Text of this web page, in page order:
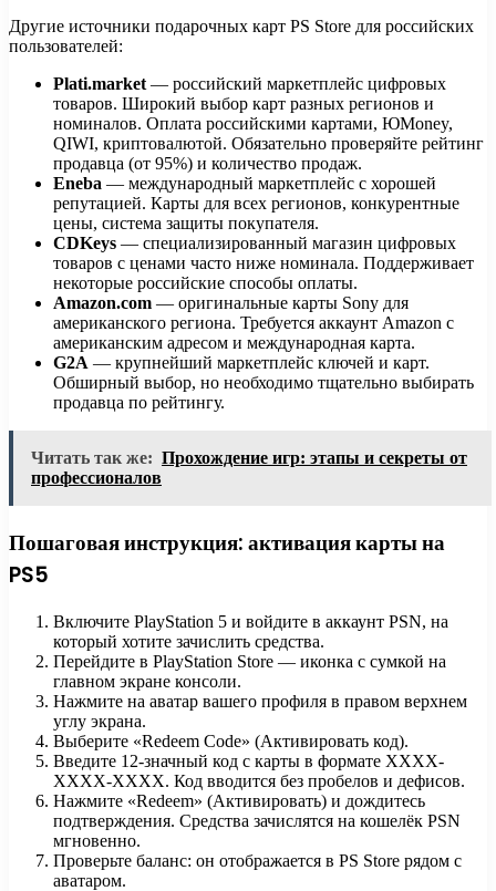
Другие источники подарочных карт PS Store для российских
пользователей:
Plati.market — российский маркетплейс цифровых
товаров. Широкий выбор карт разных регионов и
номиналов. Оплата российскими картами, ЮMoney,
QIWI, криптовалютой. Обязательно проверяйте рейтинг
продавца (от 95%) и количество продаж.
Eneba — международный маркетплейс с хорошей
репутацией. Карты для всех регионов, конкурентные
цены, система защиты покупателя.
CDKeys — специализированный магазин цифровых
товаров с ценами часто ниже номинала. Поддерживает
некоторые российские способы оплаты.
Amazon.com — оригинальные карты Sony для
американского региона. Требуется аккаунт Amazon с
американским адресом и международная карта.
G2A — крупнейший маркетплейс ключей и карт.
Обширный выбор, но необходимо тщательно выбирать
продавца по рейтингу.
Читать так же: Прохождение игр: этапы и секреты от
профессионалов
Пошаговая инструкция: активация карты на
PS5
Включите PlayStation 5 и войдите в аккаунт PSN, на
который хотите зачислить средства.
Перейдите в PlayStation Store — иконка с сумкой на
главном экране консоли.
Нажмите на аватар вашего профиля в правом верхнем
углу экрана.
Выберите «Redeem Code» (Активировать код).
Введите 12-значный код с карты в формате XXXX-
XXXX-XXXX. Код вводится без пробелов и дефисов.
Нажмите «Redeem» (Активировать) и дождитесь
подтверждения. Средства зачислятся на кошелёк PSN
мгновенно.
Проверьте баланс: он отображается в PS Store рядом с
аватаром.